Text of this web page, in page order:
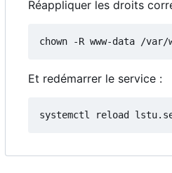
Réappliquer les droits
Et redémarrer le service :